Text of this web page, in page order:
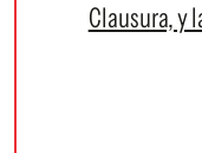
Clausura, y